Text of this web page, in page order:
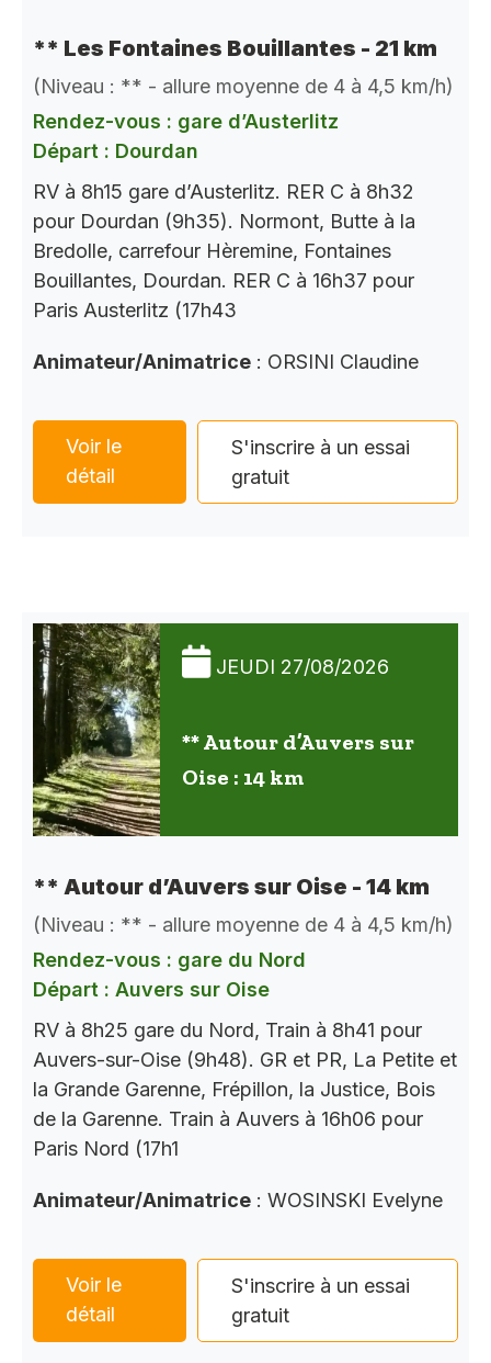
** Les Fontaines Bouillantes - 21 km
(Niveau : ** - allure moyenne de 4 à 4,5 km/h)
Rendez-vous : gare d’Austerlitz
Départ : Dourdan
RV à 8h15 gare d’Austerlitz. RER C à 8h32
pour Dourdan (9h35). Normont, Butte à la
Bredolle, carrefour Hèremine, Fontaines
Bouillantes, Dourdan. RER C à 16h37 pour
Paris Austerlitz (17h43
Animateur/Animatrice : ORSINI Claudine
Voir le
détail
S'inscrire à un essai
gratuit
JEUDI 27/08/2026
** Autour d’Auvers sur
Oise : 14 km
** Autour d’Auvers sur Oise - 14 km
(Niveau : ** - allure moyenne de 4 à 4,5 km/h)
Rendez-vous : gare du Nord
Départ : Auvers sur Oise
RV à 8h25 gare du Nord, Train à 8h41 pour
Auvers-sur-Oise (9h48). GR et PR, La Petite et
la Grande Garenne, Frépillon, la Justice, Bois
de la Garenne. Train à Auvers à 16h06 pour
Paris Nord (17h1
Animateur/Animatrice : WOSINSKI Evelyne
Voir le
détail
S'inscrire à un essai
gratuit